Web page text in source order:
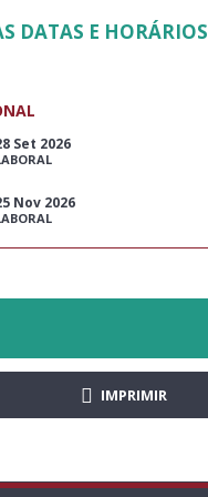
DATAS E HORÁRIOS
Set 2026
Nov 2026
IMPRIMIR